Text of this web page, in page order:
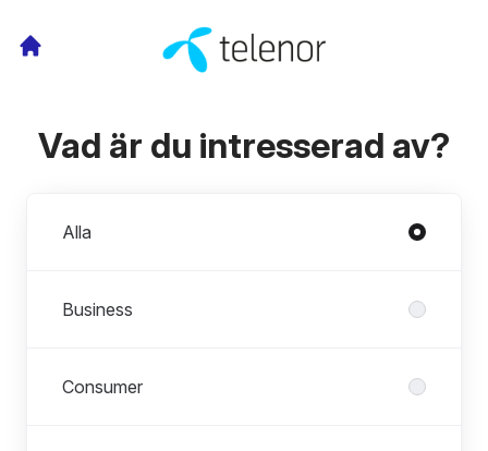
Vad är du intresserad av?
Alla
Business
Consumer